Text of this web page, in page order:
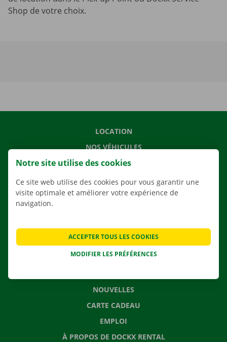
Shop de votre choix.
LOCATION
NOS VÉHICULES
NOS SERVICES
AGENCES
APPLI
CONTACTEZ NOUS
NOUVELLES
CARTE CADEAU
EMPLOI
À PROPOS DE DOCKX RENTAL
Notre site utilise des cookies
Ce site web utilise des cookies pour vous garantir une
visite optimale et améliorer votre expérience de
navigation.
MODIFIER LES PRÉFÉRENCES
ACCEPTER TOUS LES COOKIES